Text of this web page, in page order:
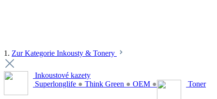
1. Zur Kategorie Inkousty & Tonery
Inkoustové kazety
Superlonglife ● Think Green ● OEM ● Toner